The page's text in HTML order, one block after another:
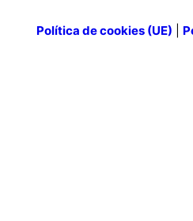
Política de cookies (UE)